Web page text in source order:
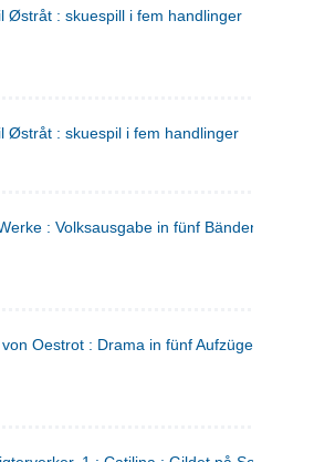
Østråt : skuespill i fem handlinger
Østråt : skuespil i fem handlinger
: Volksausgabe in fünf Bänden
Oestrot : Drama in fünf Aufzügen